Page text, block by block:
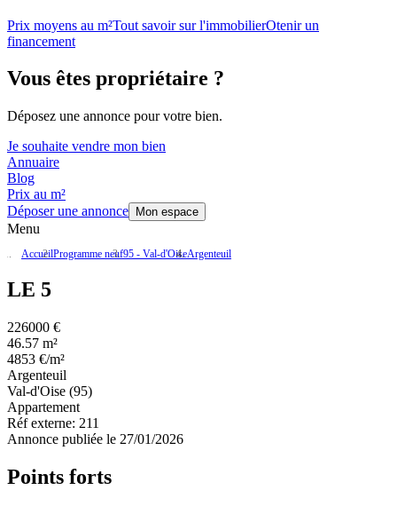
Prix moyens au m²Tout savoir sur l'immobilierOtenir un
financement
Vous êtes propriétaire ?
Déposez une annonce pour votre bien.
Je souhaite vendre mon bien
Annuaire
Blog
Prix au m²
Déposer une annonce
Mon espace
Menu
AccueilProgramme neuf95 - Val-d'OiseArgenteuil
LE 5
226000 €
46.57 m²
4853 €/m²
Argenteuil
Val-d'Oise (95)
Appartement
Réf externe: 211
Annonce publiée le 27/01/2026
Points forts